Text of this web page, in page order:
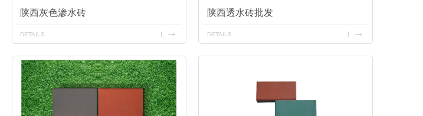
陕西灰色渗水砖
DETAILS
陕西透水砖批发
DETAILS